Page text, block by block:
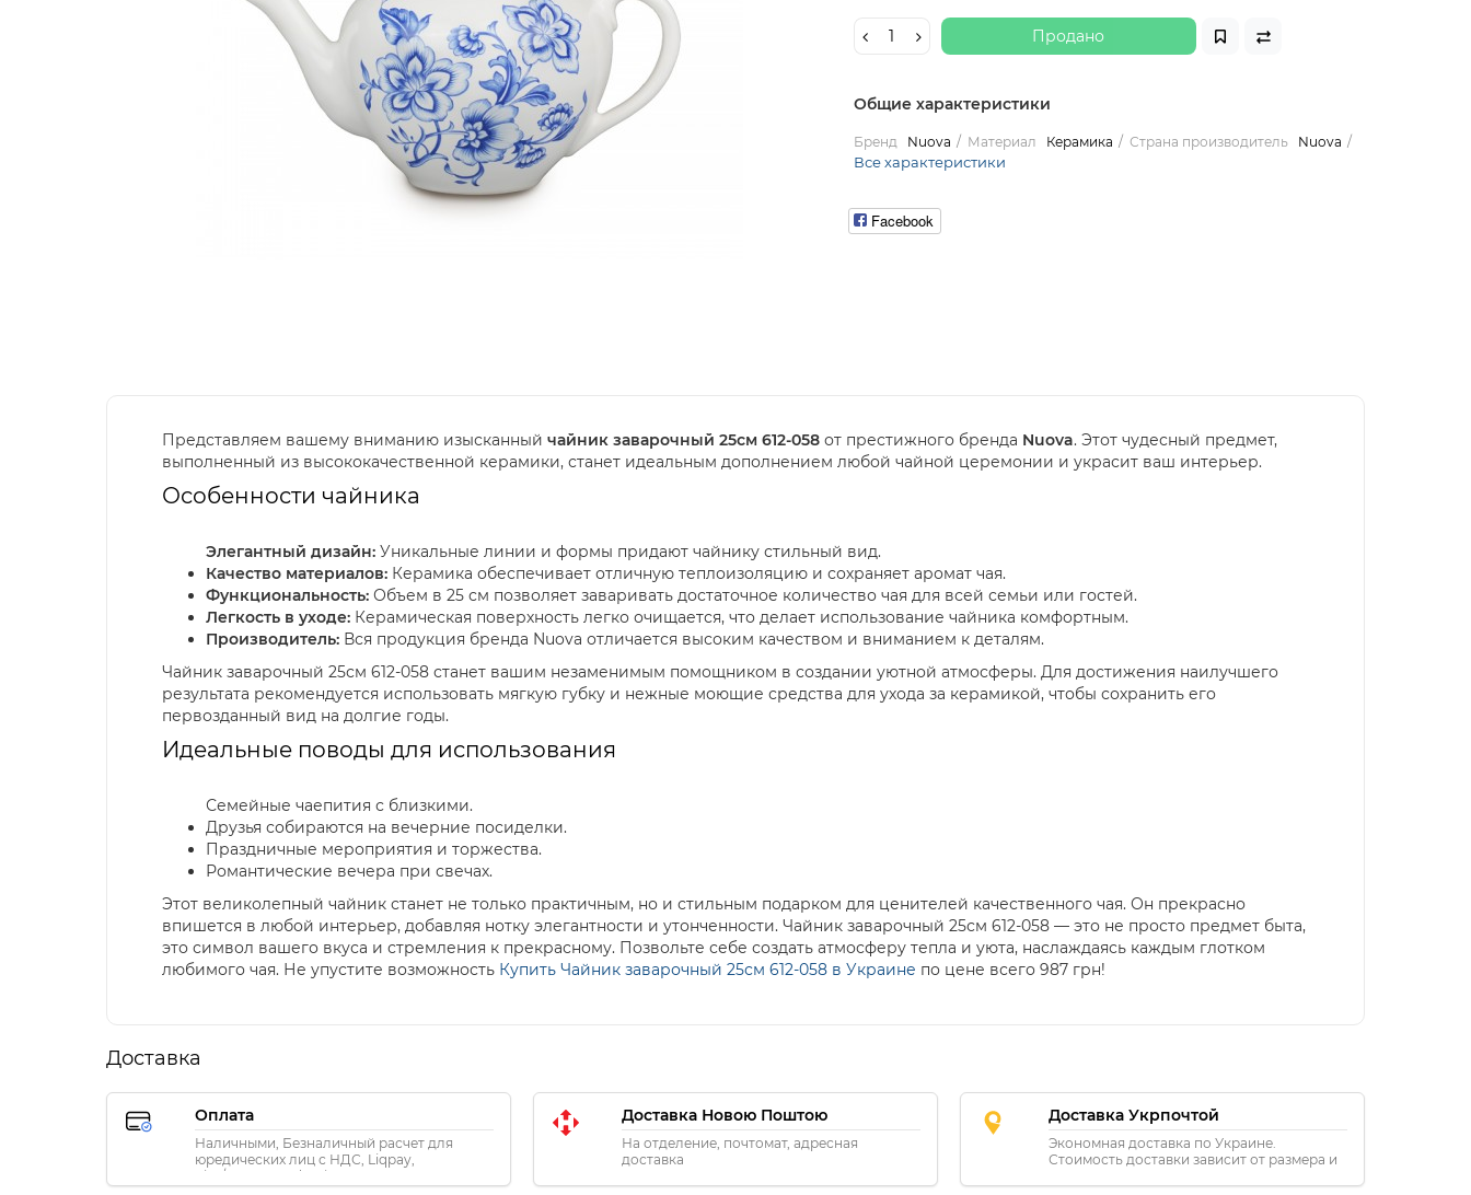
Продано
Общие характеристики
Бренд Nuova Материал Керамика Страна производитель Nuova
Все характеристики
Facebook
Представляем вашему вниманию изысканный чайник заварочный 25см 612-058 от престижного бренда Nuova. Этот чудесный предмет,
выполненный из высококачественной керамики, станет идеальным дополнением любой чайной церемонии и украсит ваш интерьер.
Особенности чайника
Элегантный дизайн: Уникальные линии и формы придают чайнику стильный вид.
Качество материалов: Керамика обеспечивает отличную теплоизоляцию и сохраняет аромат чая.
Функциональность: Объем в 25 см позволяет заваривать достаточное количество чая для всей семьи или гостей.
Легкость в уходе: Керамическая поверхность легко очищается, что делает использование чайника комфортным.
Производитель: Вся продукция бренда Nuova отличается высоким качеством и вниманием к деталям.
Чайник заварочный 25см 612-058 станет вашим незаменимым помощником в создании уютной атмосферы. Для достижения наилучшего
результата рекомендуется использовать мягкую губку и нежные моющие средства для ухода за керамикой, чтобы сохранить его
первозданный вид на долгие годы.
Идеальные поводы для использования
Семейные чаепития с близкими.
Друзья собираются на вечерние посиделки.
Праздничные мероприятия и торжества.
Романтические вечера при свечах.
Этот великолепный чайник станет не только практичным, но и стильным подарком для ценителей качественного чая. Он прекрасно
впишется в любой интерьер, добавляя нотку элегантности и утонченности. Чайник заварочный 25см 612-058 — это не просто предмет быта,
это символ вашего вкуса и стремления к прекрасному. Позвольте себе создать атмосферу тепла и уюта, наслаждаясь каждым глотком
любимого чая. Не упустите возможность Купить Чайник заварочный 25см 612-058 в Украине по цене всего 987 грн!
Доставка
Оплата
Наличными, Безналичный расчет для
юредических лиц с НДС, Liqpay,
Visa/MasterCard, Privat24
Доставка Новою Поштою
На отделение, почтомат, адресная
доставка
Доставка Укрпочтой
Экономная доставка по Украине.
Стоимость доставки зависит от размера и